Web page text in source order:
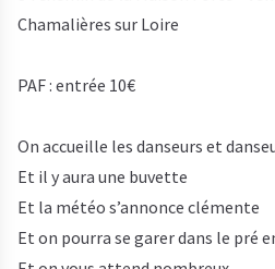
Chamalières sur Loire
PAF : entrée 10€
On accueille les danseurs et
Et il y aura une buvette
Et la météo s’annonce clémente
Et on pourra se garer dans le pré